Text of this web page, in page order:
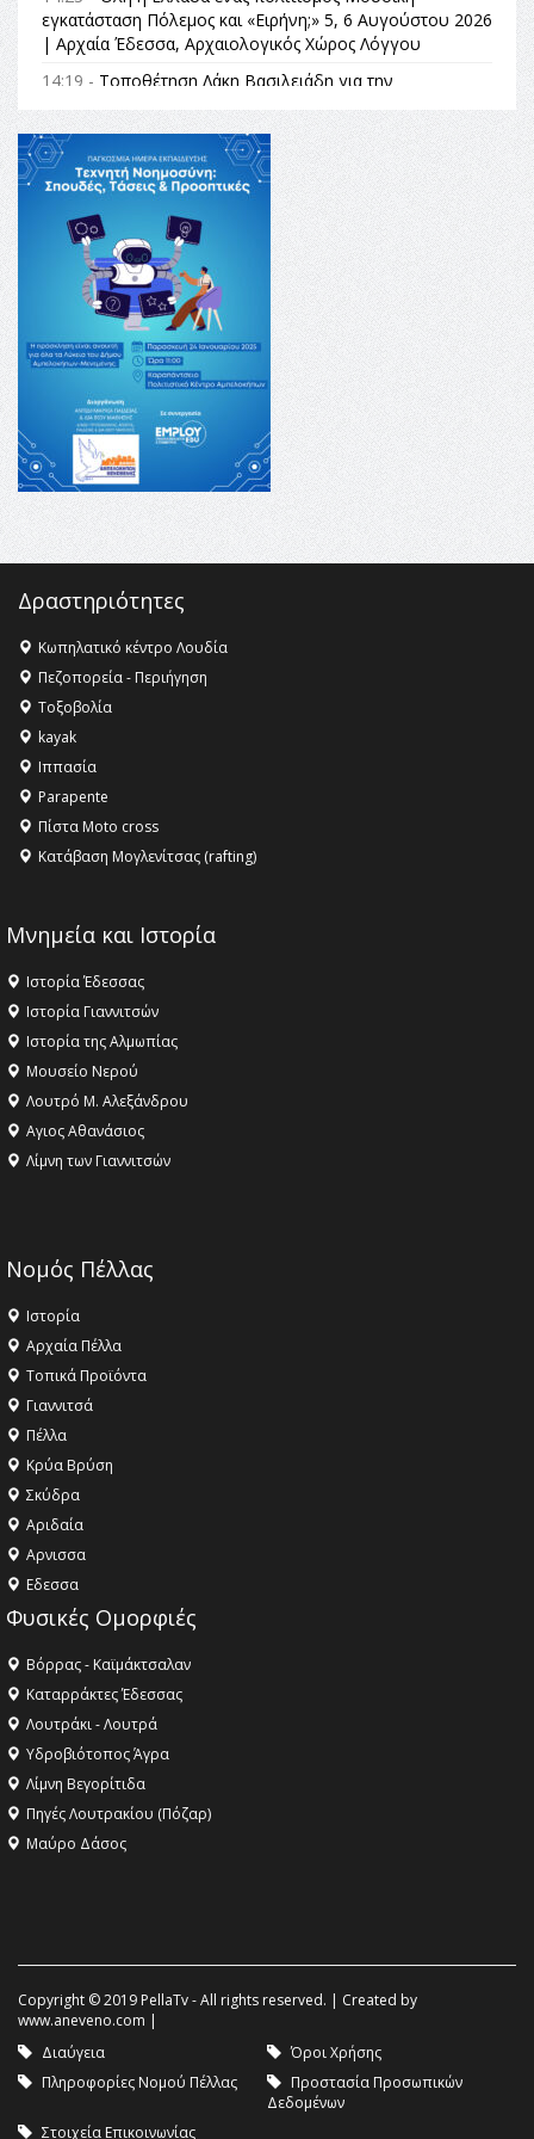
εγκατάσταση Πόλεμος και «Ειρήνη;» 5, 6 Αυγούστου 2026
| Αρχαία Έδεσσα, Αρχαιολογικός Χώρος Λόγγου
14:19 - Τοποθέτηση Λάκη Βασιλειάδη για την
Αναθεώρηση του Συντάγματος: «Σε τέτοιες κορυφαίες
θεσμικές διαδικασίες υπάρχει μόνο η ευθύνη απέναντι
στις επόμενες γενιές»
16:35 -Το πρόγραμμα του ΠΑΟΚ στον δεύτερο γύρο του
Champions League!
16:27 -
Όλυμπος: Εντάχθηκε στον Κατάλογο Παγκόσμιας
Κληρονομιάς της UNESCO – Ομόφωνη η απόφαση Ο
Όλυμπος αναγνωρίστηκε ως φυσικό και πολιτιστικό
αγαθό εξέχουσας οικουμενικής αξίας για την
ανθρωπότητα
ΕΝΟΡΙΑΚΕΣ ΚΑΛΟΚΑΙΡΙΝΕΣ ΔΡΑΣΕΙΣ ΓΙΑ ΠΑΙΔΙΑ
ΣΤΗΝ ΕΔΕΣΣΑ
Δραστηριότητες
Κωπηλατικό κέντρο Λουδία
Πεζοπορεία - Περιήγηση
Τοξοβολία
kayak
Ιππασία
Parapente
Πίστα Moto cross
Κατάβαση Μογλενίτσας (rafting)
Μνημεία και Ιστορία
Ιστορία Έδεσσας
Ιστορία Γιαννιτσών
Ιστορία της Αλμωπίας
Μουσείο Νερού
Λουτρό Μ. Αλεξάνδρου
Αγιος Αθανάσιος
Λίμνη των Γιαννιτσών
Νομός Πέλλας
Ιστορία
Αρχαία Πέλλα
Τοπικά Προϊόντα
Γιαννιτσά
Πέλλα
Κρύα Βρύση
Σκύδρα
Αριδαία
Aρνισσα
Eδεσσα
Φυσικές Ομορφιές
Βόρρας - Καϊμάκτσαλαν
Καταρράκτες Έδεσσας
Λουτράκι - Λουτρά
Υδροβιότοπος Άγρα
Λίμνη Βεγορίτιδα
Πηγές Λουτρακίου (Πόζαρ)
Μαύρο Δάσος
Copyright © 2019 PellaTv - All rights reserved. | Created by
www.aneveno.com |
Διαύγεια
Όροι Χρήσης
Πληροφορίες Νομού Πέλλας
Προστασία Προσωπικών
Δεδομένων
Στοιχεία Επικοινωνίας